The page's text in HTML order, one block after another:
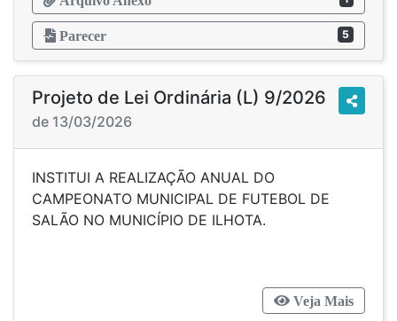
Parecer 5
Projeto de Lei Ordinária (L) 9/2026
de 13/03/2026
INSTITUI A REALIZAÇÃO ANUAL DO
CAMPEONATO MUNICIPAL DE FUTEBOL DE
SALÃO NO MUNICÍPIO DE ILHOTA.
Veja Mais